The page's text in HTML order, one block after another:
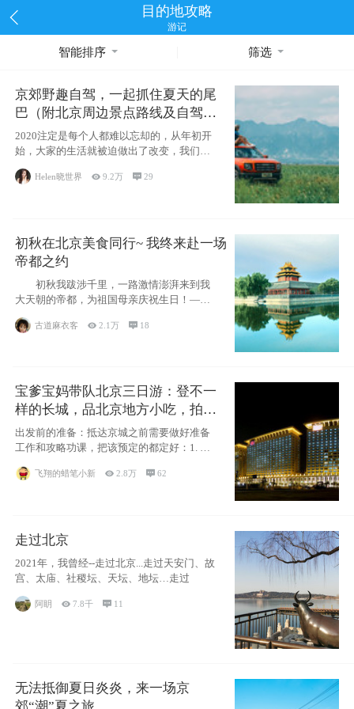
目的地攻略
游记
智能排序 筛选
京郊野趣自驾，一起抓住夏天的尾
巴（附北京周边景点路线及自驾攻
略）
2020注定是每个人都难以忘却的，从年初开
始，大家的生活就被迫做出了改变，我们也
不例外。本来双双辞职是为
Helen晓世界 9.2万 29
初秋在北京美食同行~ 我终来赴一场
帝都之约
初秋我跋涉千里，一路激情澎湃来到我
大天朝的帝都，为祖国母亲庆祝生日！——
古道麻衣客 2.1万  18
宝爹宝妈带队北京三日游：登不一
样的长城，品北京地方小吃，拍盘
古七星夜景！
出发前的准备：抵达京城之前需要做好准备
工作和攻略功课，把该预定的都定好：1. 酒
飞翔的蜡笔小新 2.8万 62
走过北京
2021年，我曾经--走过北京...走过天安门、故
宫、太庙、社稷坛、天坛、地坛…走过
阿眀 7.8千  11
无法抵御夏日炎炎，来一场京